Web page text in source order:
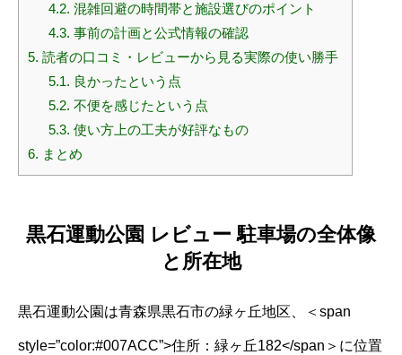
4.2. 混雑回避の時間帯と施設選びのポイント
4.3. 事前の計画と公式情報の確認
5. 読者の口コミ・レビューから見る実際の使い勝手
5.1. 良かったという点
5.2. 不便を感じたという点
5.3. 使い方上の工夫が好評なもの
6. まとめ
黒石運動公園 レビュー 駐車場の全体像
と所在地
黒石運動公園は青森県黒石市の緑ヶ丘地区、＜span
style=”color:#007ACC”>住所：緑ヶ丘182</span＞に位置